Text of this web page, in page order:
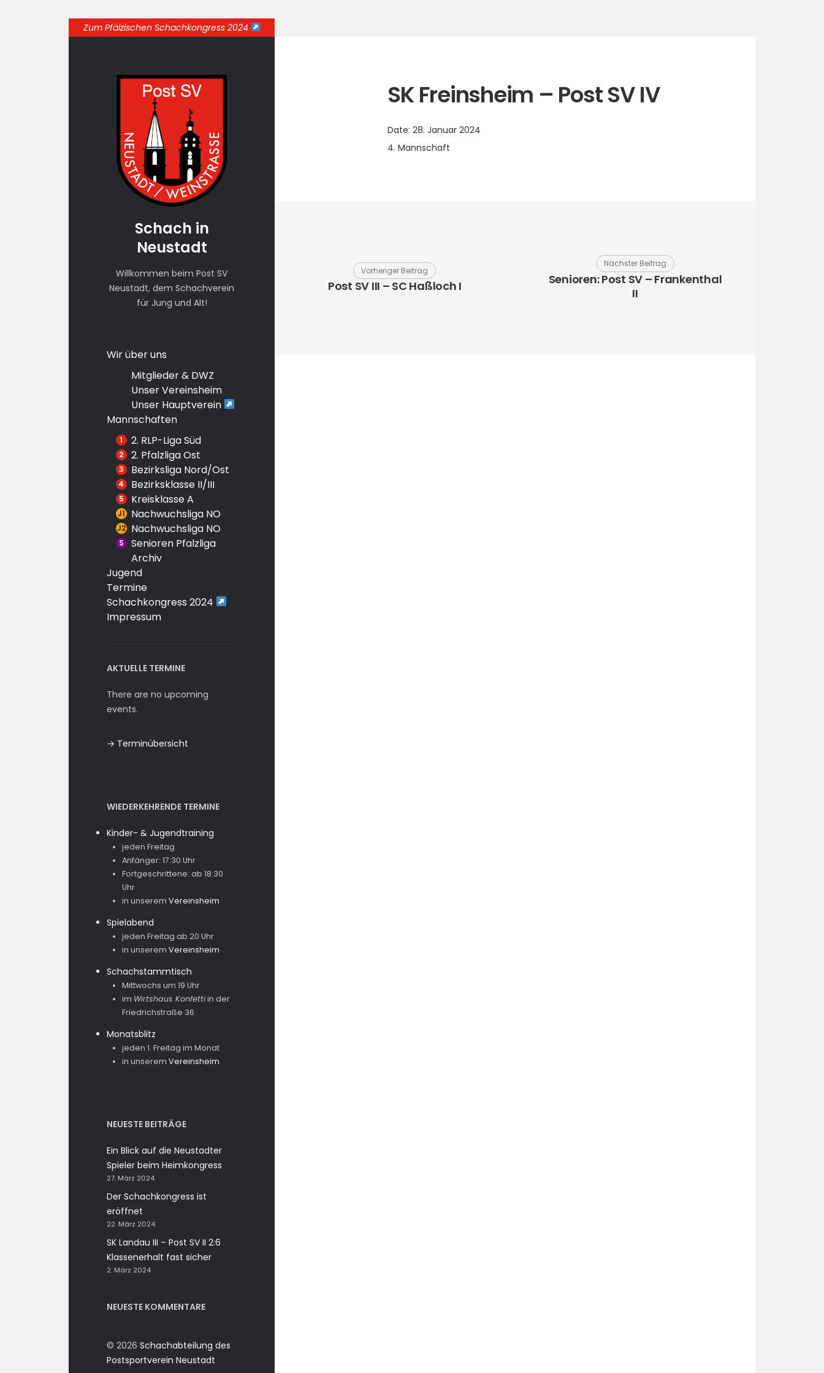
Zum Pfälzischen Schachkongress 2024
Schach in
Neustadt
Willkommen beim Post SV
Neustadt, dem Schachverein
für Jung und Alt!
Wir über uns
Mitglieder & DWZ
Unser Vereinsheim
Unser Hauptverein
Mannschaften
2. RLP-Liga Süd
2. Pfalzliga Ost
Bezirksliga Nord/Ost
Bezirksklasse II/III
Kreisklasse A
Nachwuchsliga NO
Nachwuchsliga NO
Senioren Pfalzliga
Archiv
Jugend
Termine
Schachkongress 2024
Impressum
AKTUELLE TERMINE
There are no upcoming
events.
→ Terminübersicht
WIEDERKEHRENDE TERMINE
Kinder- & Jugendtraining
jeden Freitag
Anfänger: 17:30 Uhr
Fortgeschrittene: ab 18:30
Uhr
in unserem Vereinsheim
Spielabend
jeden Freitag ab 20 Uhr
in unserem Vereinsheim
Schachstammtisch
Mittwochs um 19 Uhr
im Wirtshaus Konfettiin der
Friedrichstraße 36
Monatsblitz
jeden 1. Freitag im Monat
in unserem Vereinsheim
NEUESTE BEITRÄGE
Ein Blick auf die Neustadter
Spieler beim Heimkongress
27. März 2024
Der Schachkongress ist
eröffnet
22. März 2024
SK Landau III – Post SV II 2:6
Klassenerhalt fast sicher
2. März 2024
NEUESTE KOMMENTARE
© 2026 Schachabteilung des
Postsportverein Neustadt
SK Freinsheim – Post SV IV
Date:28. Januar 2024
4. Mannschaft
Vorheriger Beitrag
Post SV III – SC Haßloch I
Nächster Beitrag
Senioren: Post SV – Frankenthal
II